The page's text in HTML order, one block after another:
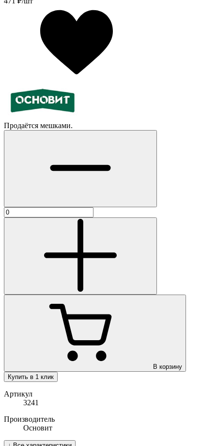
Продаётся мешками.
В корзину
Купить в 1 клик
Артикул
3241
Производитель
Основит